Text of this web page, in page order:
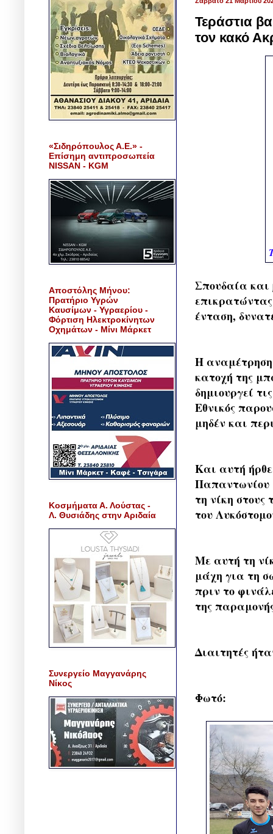
Τεράστια
τον κακό
Σπουδαία και
ένταση,
Η αναμέτρηση
κατοχή της
δημιουργεί
Εθνικός
μηδέν και
Και αυτή ήρθε
Παπαντωνίου
τη νίκη στους
του
Με αυτή τη
μάχη για τη
πριν το
της
Διαιτητές
Φωτό:
«Σιδηρόπουλος Α.Ε.» -
Επίσημη αντιπροσωπεία
NISSAN - KGM
Αποστόλης Μήνου:
Πρατήριο Υγρών
Καυσίμων - Υγραερίου -
Φόρτιση Ηλεκτροκίνητων
Οχημάτων - Μίνι Μάρκετ
Κοσμήματα Α. Λούστας -
Λ. Θυσιάδης στην Αριδαία
Συνεργείο Μαγγανάρης
Νίκος